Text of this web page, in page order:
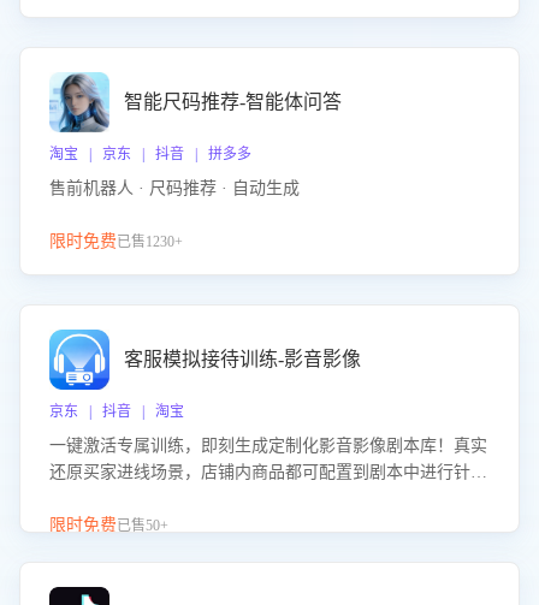
智能尺码推荐-智能体问答
淘宝 | 京东 | 抖音 | 拼多多
售前机器人 · 尺码推荐 · 自动生成
限时免费已售1230+
客服模拟接待训练-影音影像
京东 | 抖音 | 淘宝
一键激活专属训练，即刻生成定制化影音影像剧本库！真实
还原买家进线场景，店铺内商品都可配置到剧本中进行针对
击 “立即开通”，快速获取影音影像类目剧本，一键开启客服
限时免费已售50+